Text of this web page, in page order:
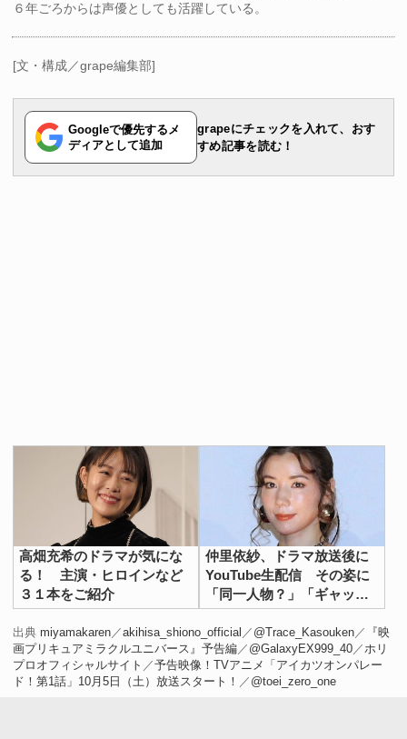
６年ごろからは声優としても活躍している。
[文・構成／grape編集部]
Googleで優先するメ
ディアとして追加
grapeにチェックを入れて、おす
すめ記事を読む！
高畑充希のドラマが気にな
る！ 主演・ヒロインなど
３１本をご紹介
仲里依紗、ドラマ放送後に
YouTube生配信 その姿に
「同一人物？」「ギャップ
大きい」の声
出典 miyamakaren ／akihisa_shiono_official ／ @Trace_Kasouken ／
『映
画プリキュアミラクルユニバース』予告編 ／ @GalaxyEX999_40 ／ ホリ
プロオフィシャルサイト ／予告映像！TVアニメ「アイカツオンパレー
ド！第1話」10月5日（土）放送スタート！ ／ @toei_zero_one